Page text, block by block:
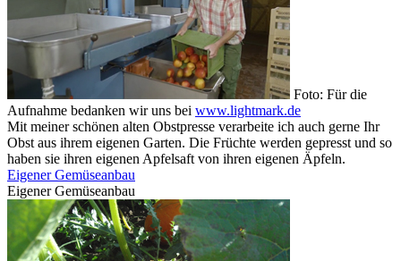
Foto: Für die
Aufnahme bedanken wir uns bei www.lightmark.de
Mit meiner schönen alten Obstpresse verarbeite ich auch gerne Ihr
Obst aus ihrem eigenen Garten. Die Früchte werden gepresst und so
haben sie ihren eigenen Apfelsaft von ihren eigenen Äpfeln.
Eigener Gemüseanbau
Eigener Gemüseanbau